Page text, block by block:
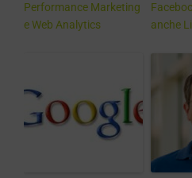
Performance Marketing
e Web Analytics
anche